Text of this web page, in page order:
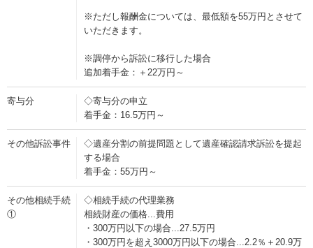
※ただし報酬金については、最低額を55万円とさせて
いただきます。
※調停から訴訟に移行した場合
追加着手金：＋22万円～
寄与分
◇寄与分の申立
着手金：16.5万円～
その他訴訟事件
◇遺産分割の前提問題として遺産確認請求訴訟を提起
する場合
着手金：55万円～
その他相続手続
①
◇相続手続の代理業務
相続財産の価格...費用
・300万円以下の場合...27.5万円
・300万円を超え3000万円以下の場合...2.2％＋20.9万